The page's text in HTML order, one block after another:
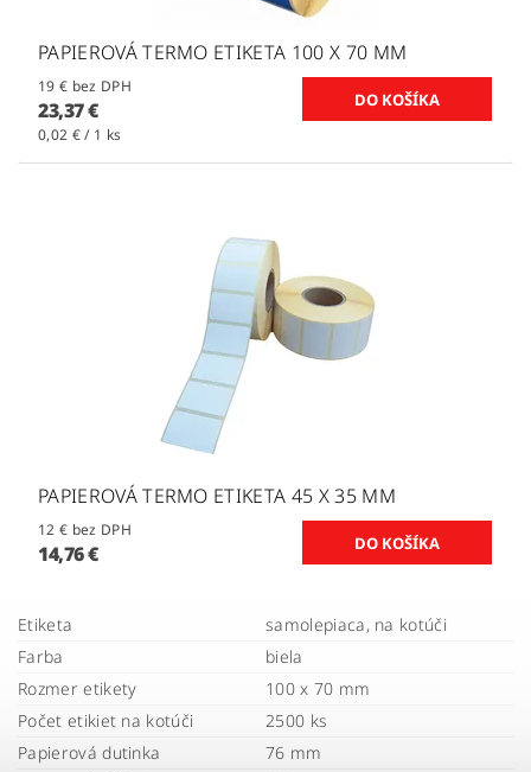
PAPIEROVÁ TERMO ETIKETA 100 X 70 MM
19 € bez DPH
23,37 €
0,02 € / 1 ks
PAPIEROVÁ TERMO ETIKETA 45 X 35 MM
12 € bez DPH
14,76 €
Etiketa
samolepiaca, na kotúči
Farba
biela
Rozmer etikety
100 x 70 mm
Počet etikiet na kotúči
2500 ks
Papierová dutinka
76 mm